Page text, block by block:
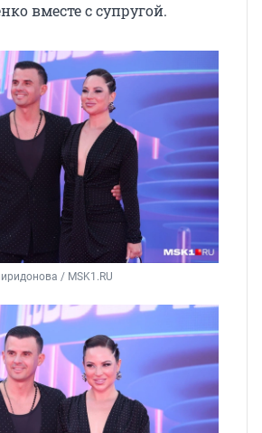
вместе с супругой.
/ MSK1.RU